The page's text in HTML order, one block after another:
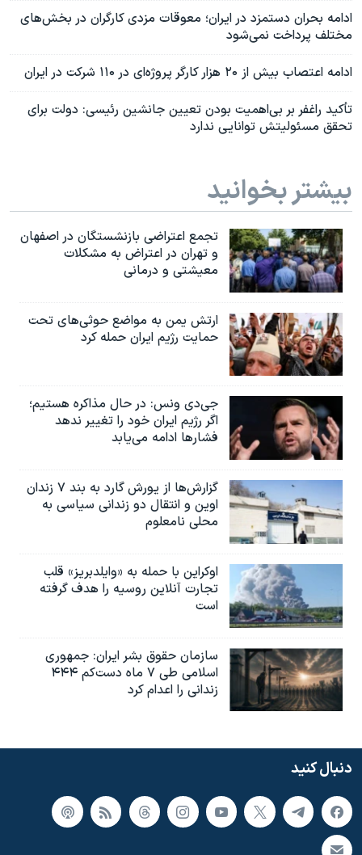
ادامه بحران دستمزد در ایران؛ معوقات مزدی کارگران در بخش‌های
مختلف پرداخت نمی‌شود
ادامه اعتصاب بیش از ۲۰ هزار کارگر پروژه‌ای در ۱۱۰ شرکت در ایران
تأکید راغفر بر بی‌اهمیت بودن تعیین جانشین رئیسی: دولت برای
تحقق مسئولیتش توانایی ندارد
بیشتر بخوانید
تجمع اعتراضی بازنشستگان در اصفهان
و تهران در اعتراض به مشکلات
معیشتی و درمانی
ارتش یمن به مواضع حوثی‌های تحت
حمایت رژیم ایران حمله کرد
جی‌دی ونس: در حال مذاکره هستیم؛
اگر رژیم ایران خود را تغییر ندهد
فشارها ادامه می‌یابد
گزارش‌ها از یورش گارد به بند ۷ زندان
اوین و انتقال دو زندانی سیاسی به
محلی نامعلوم
اوکراین با حمله به «وایلدبریز» قلب
تجارت آنلاین روسیه را هدف گرفته
است
سازمان حقوق بشر ایران: جمهوری
اسلامی طی ۷ ماه دست‌کم ۴۴۴
زندانی را اعدام کرد
دنبال کنید